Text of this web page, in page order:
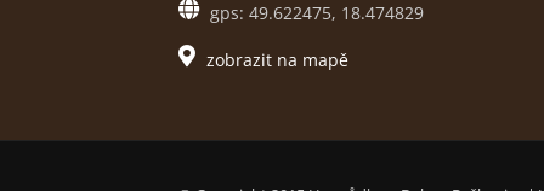
gps: 49.622475, 18.474829
zobrazit na mapě